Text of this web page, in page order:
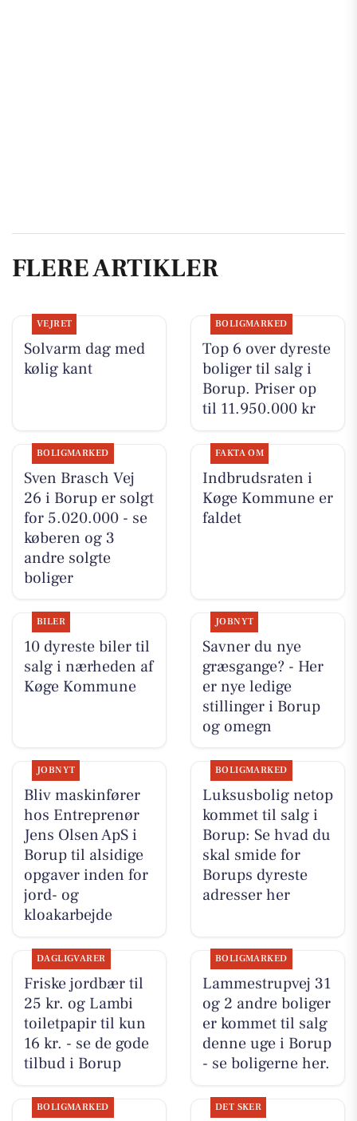
FLERE ARTIKLER
VEJRET
Solvarm dag med
kølig kant
BOLIGMARKED
Top 6 over dyreste
boliger til salg i
Borup. Priser op
til 11.950.000 kr
BOLIGMARKED
Sven Brasch Vej
26 i Borup er solgt
for 5.020.000 - se
køberen og 3
andre solgte
boliger
FAKTA OM
Indbrudsraten i
Køge Kommune er
faldet
BILER
10 dyreste biler til
salg i nærheden af
Køge Kommune
JOBNYT
Savner du nye
græsgange? - Her
er nye ledige
stillinger i Borup
og omegn
JOBNYT
Bliv maskinfører
hos Entreprenør
Jens Olsen ApS i
Borup til alsidige
opgaver inden for
jord- og
kloakarbejde
BOLIGMARKED
Luksusbolig netop
kommet til salg i
Borup: Se hvad du
skal smide for
Borups dyreste
adresser her
DAGLIGVARER
Friske jordbær til
25 kr. og Lambi
toiletpapir til kun
16 kr. - se de gode
tilbud i Borup
BOLIGMARKED
Lammestrupvej 31
og 2 andre boliger
er kommet til salg
denne uge i Borup
- se boligerne her.
BOLIGMARKED DET SKER